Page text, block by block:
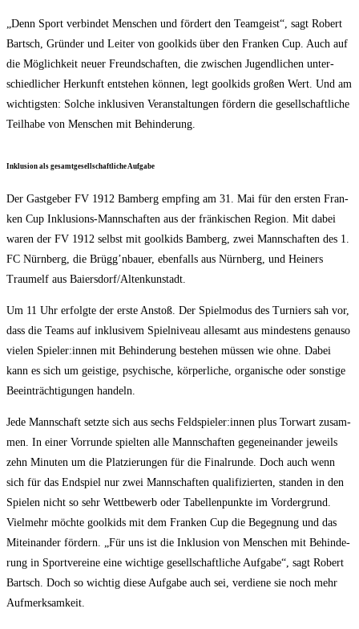
„Denn Sport ver­bin­det Men­schen und för­dert den Team­geist“, sagt Robert
Bartsch, Grün­der und Lei­ter von gool­kids über den Fran­ken Cup. Auch auf
die Mög­lich­keit neu­er Freund­schaf­ten, die zwi­schen Jugend­li­chen unter­
schied­li­cher Her­kunft ent­ste­hen kön­nen, legt gool­kids gro­ßen Wert. Und am
wich­tigs­ten: Sol­che inklu­si­ven Ver­an­stal­tun­gen för­dern die gesell­schaft­li­che
Teil­ha­be von Men­schen mit Behinderung.
Inklu­si­on als gesamt­ge­sell­schaft­li­che Aufgabe
Der Gast­ge­ber FV 1912 Bam­berg emp­fing am 31. Mai für den ers­ten Fran­
ken Cup Inklu­si­ons-Mann­schaf­ten aus der frän­ki­schen Regi­on. Mit dabei
waren der FV 1912 selbst mit gool­kids Bam­berg, zwei Mann­schaf­ten des 1.
FC Nürn­berg, die Brügg’nbauer, eben­falls aus Nürn­berg, und Hein­ers
Traum­elf aus Baiersdorf/​Altenkunstadt.
Um 11 Uhr erfolg­te der ers­te Anstoß. Der Spiel­mo­dus des Tur­niers sah vor,
dass die Teams auf inklu­si­vem Spiel­ni­veau alle­samt aus min­des­tens genau­so
vie­len Spieler:innen mit Behin­de­rung bestehen müs­sen wie ohne. Dabei
kann es sich um geis­ti­ge, psy­chi­sche, kör­per­li­che, orga­ni­sche oder sons­ti­ge
Beein­träch­ti­gun­gen handeln.
Jede Mann­schaft setz­te sich aus sechs Feldspieler:innen plus Tor­wart zusam­
men. In einer Vor­run­de spiel­ten alle Mann­schaf­ten gegen­ein­an­der jeweils
zehn Minu­ten um die Plat­zie­run­gen für die Final­run­de. Doch auch wenn
sich für das End­spiel nur zwei Mann­schaf­ten qua­li­fi­zier­ten, stan­den in den
Spie­len nicht so sehr Wett­be­werb oder Tabel­len­punk­te im Vor­der­grund.
Viel­mehr möch­te gool­kids mit dem Fran­ken Cup die Begeg­nung und das
Mit­ein­an­der för­dern. „Für uns ist die Inklu­si­on von Men­schen mit Behin­de­
rung in Sport­ver­ei­ne eine wich­ti­ge gesell­schaft­li­che Auf­ga­be“, sagt Robert
Bartsch. Doch so wich­tig die­se Auf­ga­be auch sei, ver­die­ne sie noch mehr
Aufmerksamkeit.